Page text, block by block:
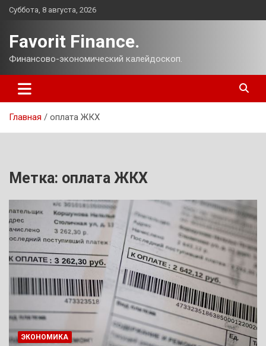
Перейти
Суббота, 8 августа, 2026
Favorit Finance.
Финансово-экономический калейдоскоп.
Главная оплата ЖКХ
Метка: оплата ЖКХ
ЭКОНОМИКА